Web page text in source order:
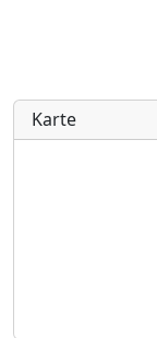
Karte